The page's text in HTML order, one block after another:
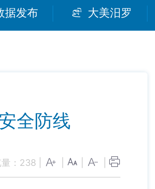
据发布 大美汨罗
全防线
： 238